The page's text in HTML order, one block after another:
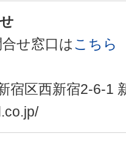
せ窓口はこちら
宿区西新宿2-6-1